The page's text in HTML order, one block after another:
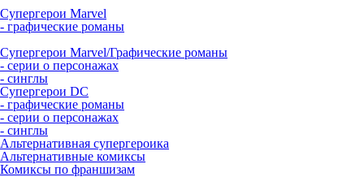
Супергерои Marvel
- графические романы
Супергерои Marvel/Графические романы
- серии о персонажах
- синглы
Супергерои DC
- графические романы
- серии о персонажах
- синглы
Альтернативная супергероика
Альтернативные комиксы
Комиксы по франшизам